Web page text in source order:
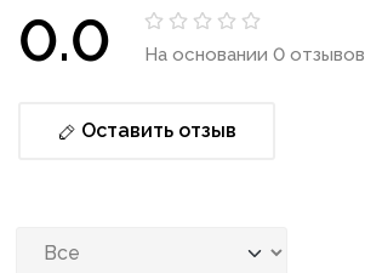
0.0 На основании 0 отзывов
Оставить отзыв